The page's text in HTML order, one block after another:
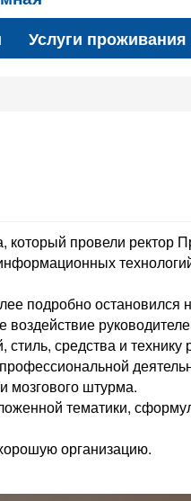
Услуги проживания
который провели ректор
подробно
средства и технику
мозгового штурма.
тематики,
организацию.